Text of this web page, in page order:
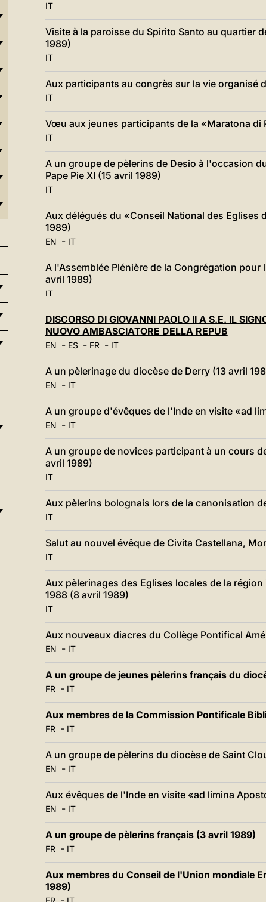
IT
Visite à la paroisse du Spirito Santo au quartier
1989)
IT
Aux participants au congrès sur la vie organisé
IT
Vœu aux jeunes participants de la «Maratona di
IT
A un groupe de pèlerins de Desio à l'occasion
Pape Pie XI (15 avril 1989)
IT
Aux délégués du «Conseil National des Eglises
1989)
EN - IT
A l'Assemblée Plénière de la Congrégation pour
avril 1989)
IT
DISCORSO DI GIOVANNI PAOLO II A S.E. IL
NUOVO AMBASCIATORE DELLA REPUB
EN - ES- FR- IT
A un pèlerinage du diocèse de Derry (13 avril
EN - IT
A un groupe d'évêques de l'Inde en visite «ad
EN - IT
A un groupe de novices participant à un cours
avril 1989)
IT
Aux pèlerins bolognais lors de la canonisation
IT
Salut au nouvel évêque de Civita Castellana,
IT
Aux pèlerinages des Eglises locales de la
1988 (8 avril 1989)
IT
Aux nouveaux diacres du Collège Pontifical
EN - IT
A un groupe de jeunes pèlerins français du
FR- IT
Aux membres de la Commission Pontificale
FR- IT
A un groupe de pèlerins du diocèse de Saint
EN - IT
Aux évêques de l'Inde en visite «ad limina
EN - IT
A un groupe de pèlerins français (3 avril 1989)
FR- IT
Aux membres du Conseil de l'Union mondiale
1989)